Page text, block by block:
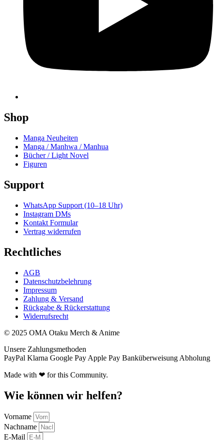
Shop
Manga Neuheiten
Manga / Manhwa / Manhua
Bücher / Light Novel
Figuren
Support
WhatsApp Support (10–18 Uhr)
Instagram DMs
Kontakt Formular
Vertrag widerrufen
Rechtliches
AGB
Datenschutzbelehrung
Impressum
Zahlung & Versand
Rückgabe & Rückerstattung
Widerrufsrecht
© 2025 OMA Otaku Merch & Anime
Unsere Zahlungsmethoden
PayPal Klarna Google Pay Apple Pay Banküberweisung Abholung
Made with ❤ for this Community.
Wie können wir helfen?
Vorname
Nachname
E-Mail